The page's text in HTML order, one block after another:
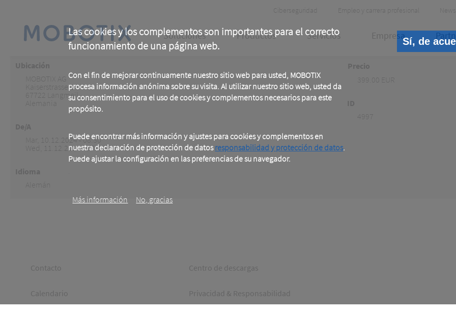
Las cookies y los complementos son importantes para el correcto
funcionamiento de una página web.
Con el fin de mejorar continuamente nuestro sitio web para usted, MOBOTIX
procesa información anónima sobre su visita. Al utilizar nuestro sitio web, usted da
su consentimiento para el uso de cookies y complementos necesarios para este
propósito.
Puede encontrar más información y ajustes para cookies y complementos en
nuestra declaración de protección de datosresponsabilidad y protección de datos.
Puede ajustar la configuración en las preferencias de su navegador.
Más información No, gracias
Sí, de
content
Header
Meta
Ciberseguridad Empleo y carrera profesional
Main
navigation
Soluciones Productos Servicios Empresa
Kaiserstrasse 1
Langmeil
Mar, 10.12.2024 - 08:30
Wed, 11.12.2024 - 17:00
Footer
left
Contacto
Calendario
Footer
right
Centro de descargas
Privacidad & Responsabilidad